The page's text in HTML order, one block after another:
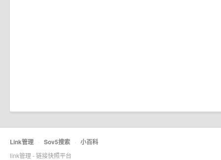
Link管理 · Sov5搜索 · 小百科
link管理 - 链接快照平台